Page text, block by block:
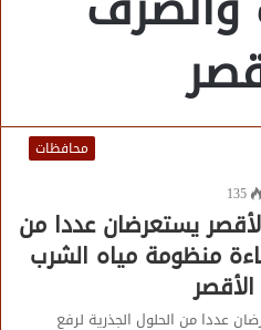
محافظات
135
يستعرضان عددا من
منظومة مياه الشرب
عددا من الحلول الجذرية لرفع